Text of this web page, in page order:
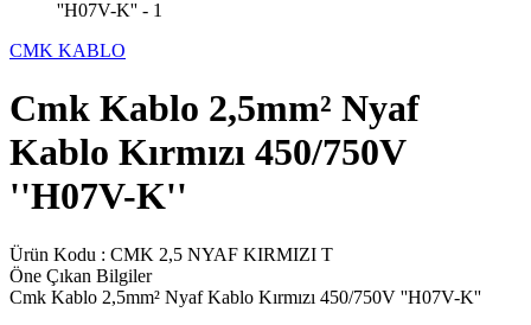
CMK KABLO
Cmk Kablo 2,5mm² Nyaf
Kablo Kırmızı 450/750V
''H07V-K''
Ürün Kodu : CMK 2,5 NYAF KIRMIZI T
Öne Çıkan Bilgiler
Cmk Kablo 2,5mm² Nyaf Kablo Kırmızı 450/750V ''H07V-K''